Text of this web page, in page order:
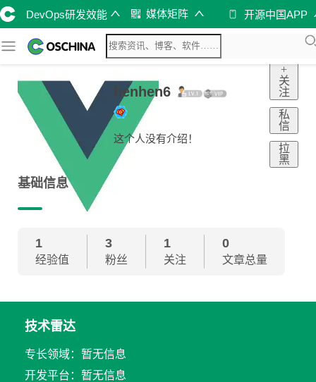
DevOps研发效能 媒体矩阵 开源中国APP
henhen6
这个人没有介绍！
+
关
注
私
信
拉
黑
基础信息
1
经验值
3
粉丝
1
关注
0
文章总量
技术雷达
专长领域：暂无信息
开发平台：暂无信息